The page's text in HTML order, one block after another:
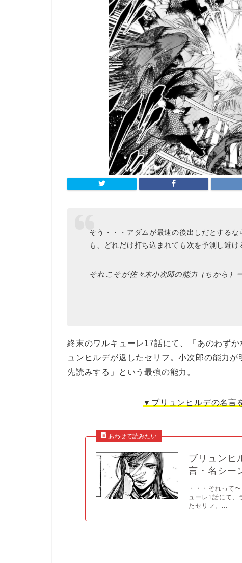
そう・・・アダムが最速の後出しだとする
も、どれだけ打ち込まれても次を予測し避
それこそが佐々木小次郎の能力（ちから）ー
終末のワルキューレ17話にて、「あのわず
ュンヒルデが返したセリフ。小次郎の能力
先読みする」という最強の能力。
▼ブリュンヒルデの名言
ブリュンヒ
言・名シー
・・・それって
ューレ1話にて、
たセリフ。...